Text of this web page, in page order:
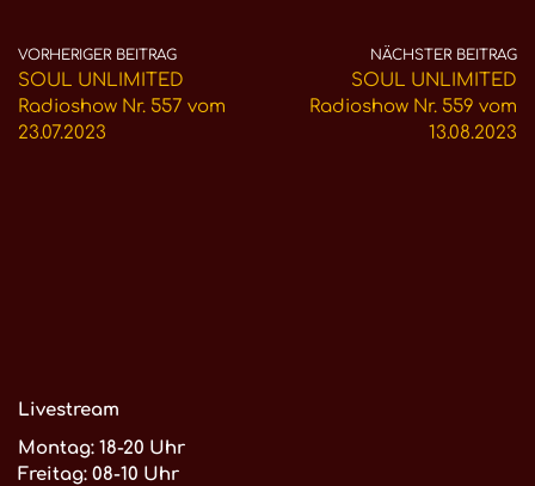
VORHERIGER BEITRAG
SOUL UNLIMITED
Radioshow Nr. 557 vom
23.07.2023
NÄCHSTER BEITRAG
SOUL UNLIMITED
Radioshow Nr. 559 vom
13.08.2023
Livestream
Montag: 18-20 Uhr
Freitag: 08-10 Uhr